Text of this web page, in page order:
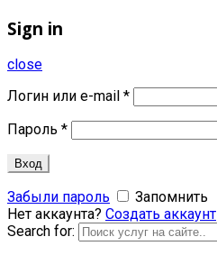
Sign in
close
Логин или e-mail *
Пароль *
Вход
Забыли пароль
Запомнить
Нет аккаунта? Создать аккаунт
Search for: